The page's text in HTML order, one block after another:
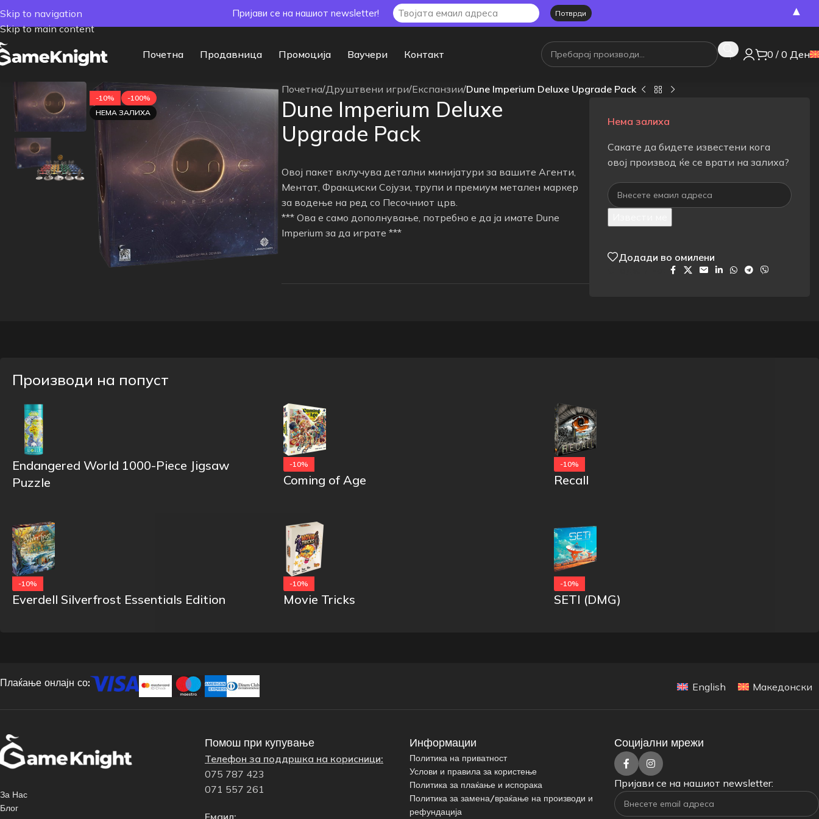
Skip to navigation
Skip to main content
Почетна Продавница Промоција Ваучери Контакт 0 / 0 Ден
-100%
НЕМА ЗАЛИХА
-10%
Почетна/Друштвени игри/Експанзии/Dune Imperium Deluxe Upgrade Pack
Dune Imperium Deluxe
Upgrade Pack
Овој пакет вклучува детални минијатури за вашите Агенти,
Ментат, Фракциски Сојузи, трупи и премиум метален маркер
за водење на ред со Песочниот црв.
*** Ова е само дополнување, потребно е да ја имате Dune
Imperium за да играте ***
Нема залиха
Сакате да бидете известени кога
овој производ ќе се врати на залиха?
Додади во омилени
Производи на попуст
Endangered World 1000-Piece Jigsaw
Puzzle
-10%
Coming of Age
-10%
Recall
-10%
Everdell Silverfrost Essentials Edition
-10%
Movie Tricks
-10%
SETI (DMG)
Плаќање онлајн со: English Македонски
За Нас
Блог
Помош при купување
Телефон за поддршка на корисници:
075 787 423
071 557 261
Емаил:
Информации
Политика на приватност
Услови и правила за користење
Политика за плаќање и испорака
Политика за замена/враќање на производи и
рефундација
Социјални мрежи
Пријави се на нашиот newsletter:
Пријави се на нашиот newsletter! ▲